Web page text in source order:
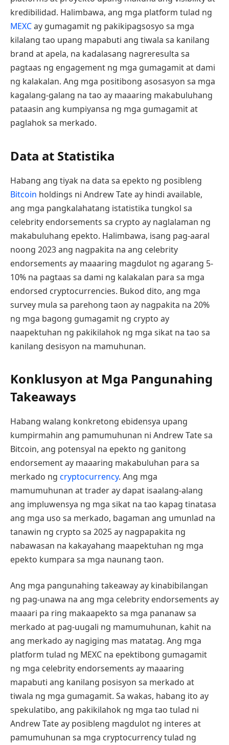
kredibilidad. Halimbawa, ang mga platform tulad ng
MEXCay gumagamit ng pakikipagsosyo sa mga
kilalang tao upang mapabuti ang tiwala sa kanilang
brand at apela, na kadalasang nagreresulta sa
pagtaas ng engagement ng mga gumagamit at dami
ng kalakalan. Ang mga positibong asosasyon sa mga
kagalang-galang na tao ay maaaring makabuluhang
pataasin ang kumpiyansa ng mga gumagamit at
paglahok sa merkado.
Data at Statistika
Habang ang tiyak na data sa epekto ng posibleng
Bitcoin holdings ni Andrew Tate ay hindi available,
ang mga pangkalahatang istatistika tungkol sa
celebrity endorsements sa crypto ay naglalaman ng
makabuluhang epekto. Halimbawa, isang pag-aaral
noong 2023 ang nagpakita na ang celebrity
endorsements ay maaaring magdulot ng agarang 5-
10% na pagtaas sa dami ng kalakalan para sa mga
endorsed cryptocurrencies. Bukod dito, ang mga
survey mula sa parehong taon ay nagpakita na 20%
ng mga bagong gumagamit ng crypto ay
naapektuhan ng pakikilahok ng mga sikat na tao sa
kanilang desisyon na mamuhunan.
Konklusyon at Mga Pangunahing
Takeaways
Habang walang konkretong ebidensya upang
kumpirmahin ang pamumuhunan ni Andrew Tate sa
Bitcoin, ang potensyal na epekto ng ganitong
endorsement ay maaaring makabuluhan para sa
merkado ng cryptocurrency. Ang mga
mamumuhunan at trader ay dapat isaalang-alang
ang impluwensya ng mga sikat na tao kapag tinatasa
ang mga uso sa merkado, bagaman ang umunlad na
tanawin ng crypto sa 2025 ay nagpapakita ng
nabawasan na kakayahang maapektuhan ng mga
epekto kumpara sa mga naunang taon.
Ang mga pangunahing takeaway ay kinabibilangan
ng pag-unawa na ang mga celebrity endorsements ay
maaari pa ring makaapekto sa mga pananaw sa
merkado at pag-uugali ng mamumuhunan, kahit na
ang merkado ay nagiging mas matatag. Ang mga
platform tulad ng MEXC na epektibong gumagamit
ng mga celebrity endorsements ay maaaring
mapabuti ang kanilang posisyon sa merkado at
tiwala ng mga gumagamit. Sa wakas, habang ito ay
spekulatibo, ang pakikilahok ng mga tao tulad ni
Andrew Tate ay posibleng magdulot ng interes at
pamumuhunan sa mga cryptocurrency tulad ng